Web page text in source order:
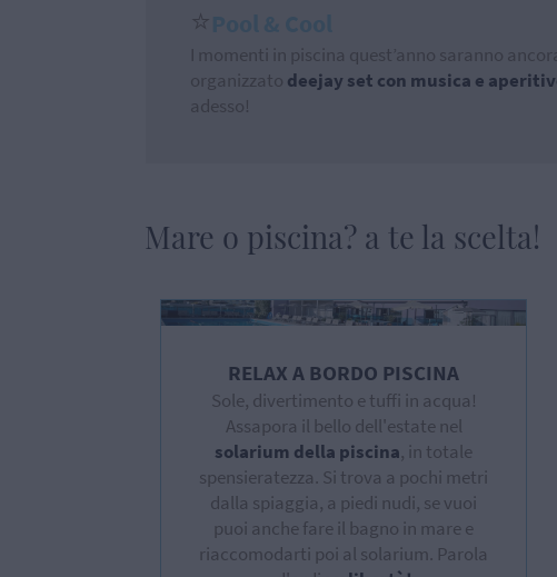
⭐
I momenti in piscina quest’anno saranno
organizzato deejay set con musica e
adesso!
Mare o piscina? a te la scelta!
RELAX A BORDO PISCINA
Sole, divertimento e tuffi in acqua!
Assapora il bello dell'estate nel
solarium della piscina, in totale
spensieratezza. Si trova a pochi metri
dalla spiaggia, a piedi nudi, se vuoi
puoi anche fare il bagno in mare e
riaccomodarti poi al solarium. Parola